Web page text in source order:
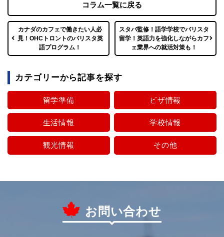
カナダのカフェで働きたい人必
見！OHCトロントのバリスタ英
語プログラム！
コラム一覧に戻る
スタバ監修！語学学校でバリスタ
留学！英語力を強化しながらカフ
ェ業界への就活対策も！
カテゴリーから記事を探す
留学準備 ビザ情報
生活情報 学校情報
観光情報 その他
お問い合わせ